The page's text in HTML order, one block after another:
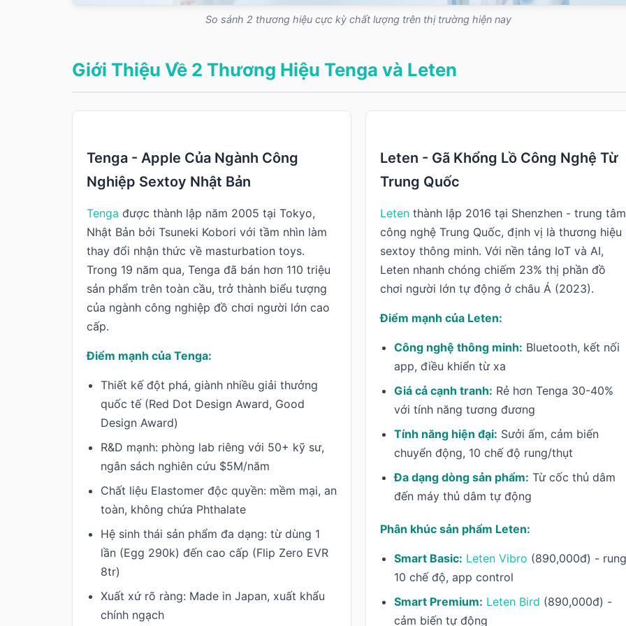
So sánh 2 thương hiệu cực kỳ chất lượng trên thị trường hiện nay
Giới Thiệu Về 2 Thương Hiệu Tenga và Leten
Tenga - Apple Của Ngành Công
Nghiệp Sextoy Nhật Bản
Tenga được thành lập năm 2005 tại Tokyo,
Nhật Bản bởi Tsuneki Kobori với tầm nhìn làm
thay đổi nhận thức về masturbation toys.
Trong 19 năm qua, Tenga đã bán hơn 110 triệu
sản phẩm trên toàn cầu, trở thành biểu tượng
của ngành công nghiệp đồ chơi người lớn cao
cấp.
Điểm mạnh của Tenga:
Thiết kế đột phá, giành nhiều giải thưởng
quốc tế (Red Dot Design Award, Good
Design Award)
R&D mạnh: phòng lab riêng với 50+ kỹ sư,
ngân sách nghiên cứu $5M/năm
Chất liệu Elastomer độc quyền: mềm mại, an
toàn, không chứa Phthalate
Hệ sinh thái sản phẩm đa dạng: từ dùng 1
lần (Egg 290k) đến cao cấp (Flip Zero EVR
8tr)
Xuất xứ rõ ràng: Made in Japan, xuất khẩu
chính ngạch
Leten - Gã Khổng Lồ Công Nghệ Từ
Trung Quốc
Leten thành lập 2016 tại Shenzhen - trung tâm
công nghệ Trung Quốc, định vị là thương hiệu
sextoy thông minh. Với nền tảng IoT và AI,
Leten nhanh chóng chiếm 23% thị phần đồ
chơi người lớn tự động ở châu Á (2023).
Điểm mạnh của Leten:
Công nghệ thông minh: Bluetooth, kết nối
app, điều khiển từ xa
Giá cả cạnh tranh: Rẻ hơn Tenga 30-40%
với tính năng tương đương
Tính năng hiện đại: Sưởi ấm, cảm biến
chuyển động, 10 chế độ rung/thụt
Đa dạng dòng sản phẩm: Từ cốc thủ dâm
đến máy thủ dâm tự động
Phân khúc sản phẩm Leten:
Smart Basic: Leten Vibro (890,000đ) -
10 chế độ, app control
Smart Premium: Leten Bird (890,000đ) -
cảm biến tự động